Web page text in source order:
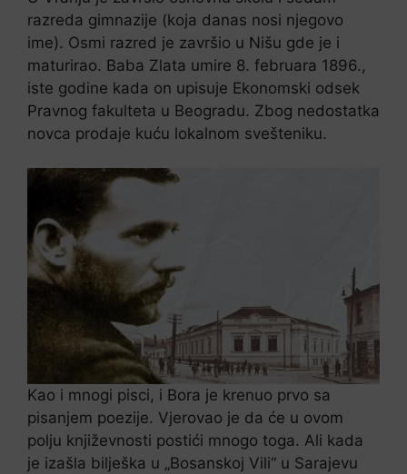
razreda gimnazije (koja danas nosi njegovo
ime). Osmi razred je završio u Nišu gde je i
maturirao. Baba Zlata umire 8. februara 1896.,
iste godine kada on upisuje Ekonomski odsek
Pravnog fakulteta u Beogradu. Zbog nedostatka
novca prodaje kuću lokalnom svešteniku.
Kao i mnogi pisci, i Bora je krenuo prvo sa
pisanjem poezije. Vjerovao je da će u ovom
polju književnosti postići mnogo toga. Ali kada
je izašla bilješka u „Bosanskoj Vili“ u Sarajevu